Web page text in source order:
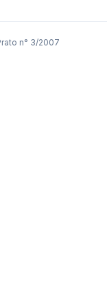
n° 3/2007